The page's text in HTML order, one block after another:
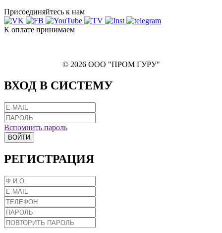
Присоединяйтесь к нам
К оплате принимаем
© 2026 ООО "ПРОМ ГУРУ"
ВХОД В СИСТЕМУ
Вспомнить пароль
ВОЙТИ
РЕГИСТРАЦИЯ